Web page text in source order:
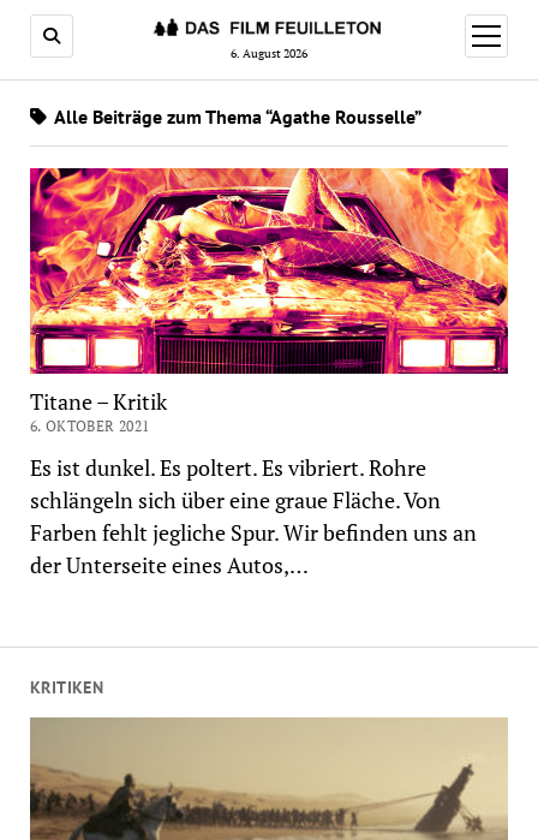
6. August 2026
Menü
öffnen
KRITIKEN
Alle Beiträge zum Thema “Agathe Rousselle”
Titane – Kritik
6. OKTOBER 2021
Es ist dunkel. Es poltert. Es vibriert. Rohre
schlängeln sich über eine graue Fläche. Von
Farben fehlt jegliche Spur. Wir befinden uns an
der Unterseite eines Autos,…